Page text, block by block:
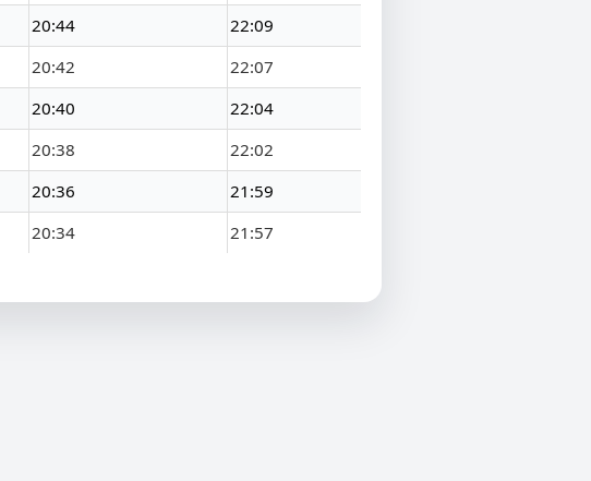
20:44
22:09
20:42
22:07
20:40
22:04
20:38
22:02
20:36
21:59
20:34 21:57